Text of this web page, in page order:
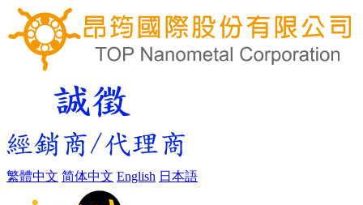
繁體中文 简体中文 English 日本語